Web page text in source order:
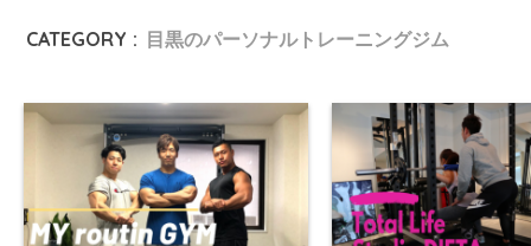
CATEGORY : 目黒のパーソナルトレーニングジム